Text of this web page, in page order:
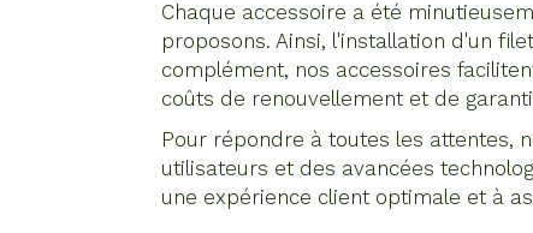
Chaque accessoire a été
proposons. Ainsi, l'installation d'un
complément, nos accessoires
coûts de renouvellement et de
Pour répondre à toutes les attentes,
utilisateurs et des avancées
une expérience client optimale et à